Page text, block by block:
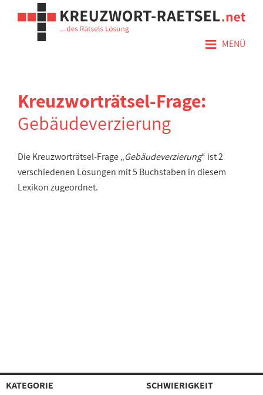
≡ MENÜ
Kreuzworträtsel-Frage:
Gebäudeverzierung
Die Kreuzworträtsel-Frage „Gebäudeverzierung“ ist 2
verschiedenen Lösungen mit 5 Buchstaben in diesem
Lexikon zugeordnet.
KATEGORIE
SCHWIERIGKEIT